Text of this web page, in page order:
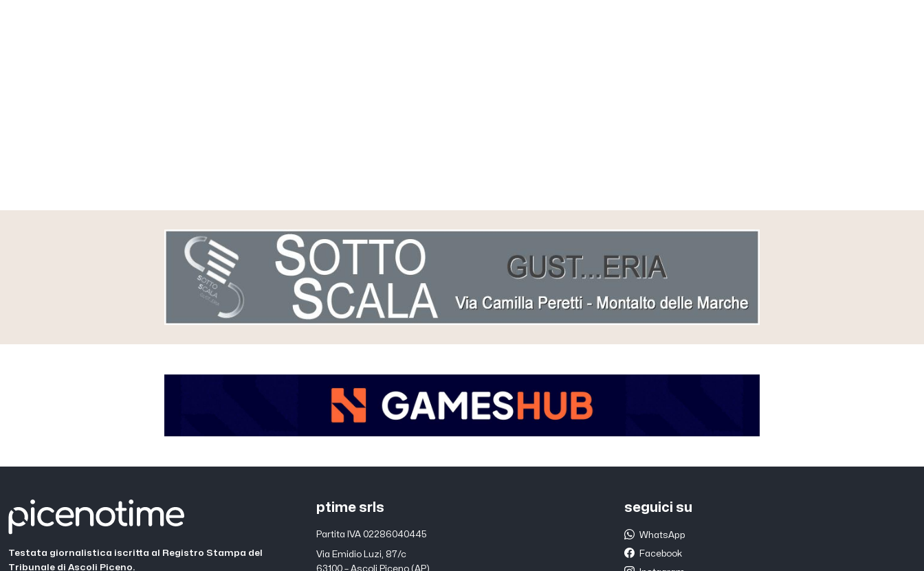
Testata giornalistica iscritta al Registro Stampa del
Tribunale di Ascoli Piceno.
ptime srls
Partita IVA 02286040445
Via Emidio Luzi, 87/c
63100 – Ascoli Piceno (AP)
seguici su
WhatsApp
Facebook